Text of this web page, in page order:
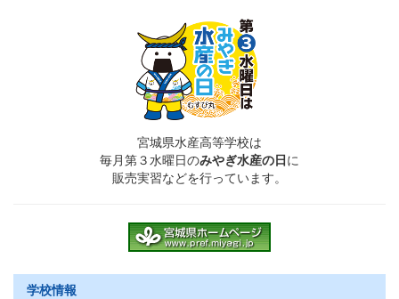
宮城県水産高等学校は
毎月第３水曜日のみやぎ水産の日に
販売実習などを行っています。
学校情報